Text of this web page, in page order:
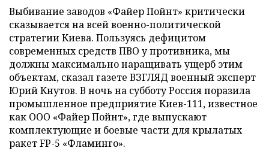
Выбивание заводов «Файер Пойнт» критически
сказывается на всей военно-политической
стратегии Киева. Пользуясь дефицитом
современных средств ПВО у противника, мы
должны максимально наращивать ущерб этим
объектам, сказал газете ВЗГЛЯД военный эксперт
Юрий Кнутов. В ночь на субботу Россия поразила
промышленное предприятие Киев-111, известное
как ООО «Файер Пойнт», где выпускают
комплектующие и боевые части для крылатых
ракет FP-5 «Фламинго».